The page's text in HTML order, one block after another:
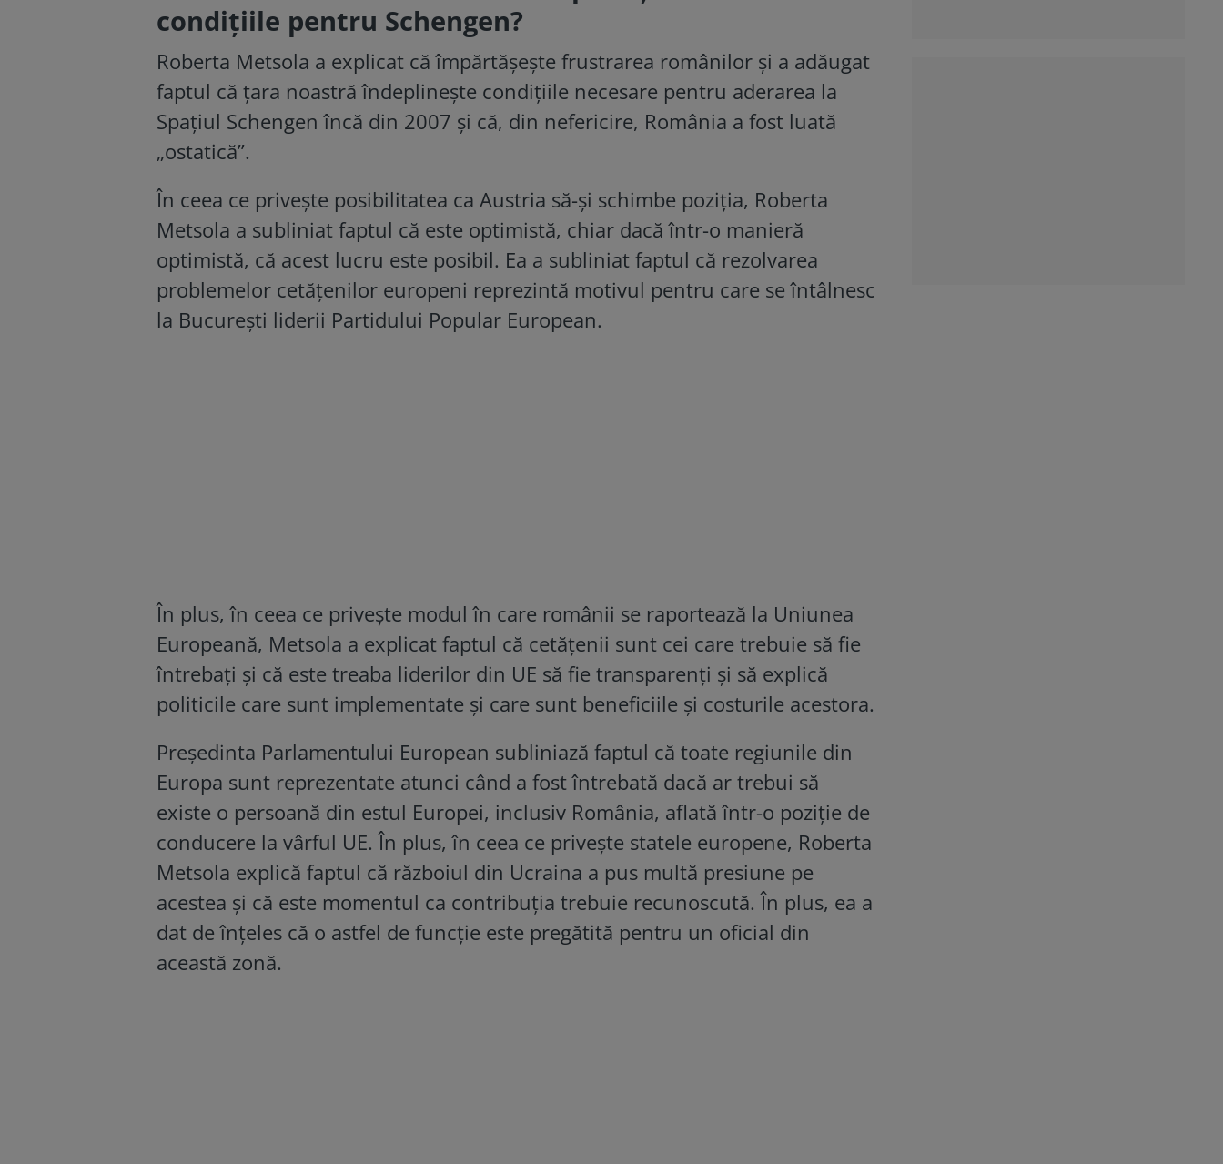
condițiile pentru Schengen?
Roberta Metsola a explicat că împărtășește frustrarea românilor și a adăugat
faptul că țara noastră îndeplinește condițiile necesare pentru aderarea la
Spațiul Schengen încă din 2007 și că, din nefericire, România a fost luată
„ostatică”.
În ceea ce privește posibilitatea ca Austria să-și schimbe poziția, Roberta
Metsola a subliniat faptul că este optimistă, chiar dacă într-o manieră
optimistă, că acest lucru este posibil. Ea a subliniat faptul că rezolvarea
problemelor cetățenilor europeni reprezintă motivul pentru care se întâlnesc
la București liderii Partidului Popular European.
În plus, în ceea ce privește modul în care românii se raportează la Uniunea
Europeană, Metsola a explicat faptul că cetățenii sunt cei care trebuie să fie
întrebați și că este treaba liderilor din UE să fie transparenți și să explică
politicile care sunt implementate și care sunt beneficiile și costurile acestora.
Președinta Parlamentului European subliniază faptul că toate regiunile din
Europa sunt reprezentate atunci când a fost întrebată dacă ar trebui să
existe o persoană din estul Europei, inclusiv România, aflată într-o poziție de
conducere la vârful UE. În plus, în ceea ce privește statele europene, Roberta
Metsola explică faptul că războiul din Ucraina a pus multă presiune pe
acestea și că este momentul ca contribuția trebuie recunoscută. În plus, ea a
dat de înțeles că o astfel de funcție este pregătită pentru un oficial din
această zonă.